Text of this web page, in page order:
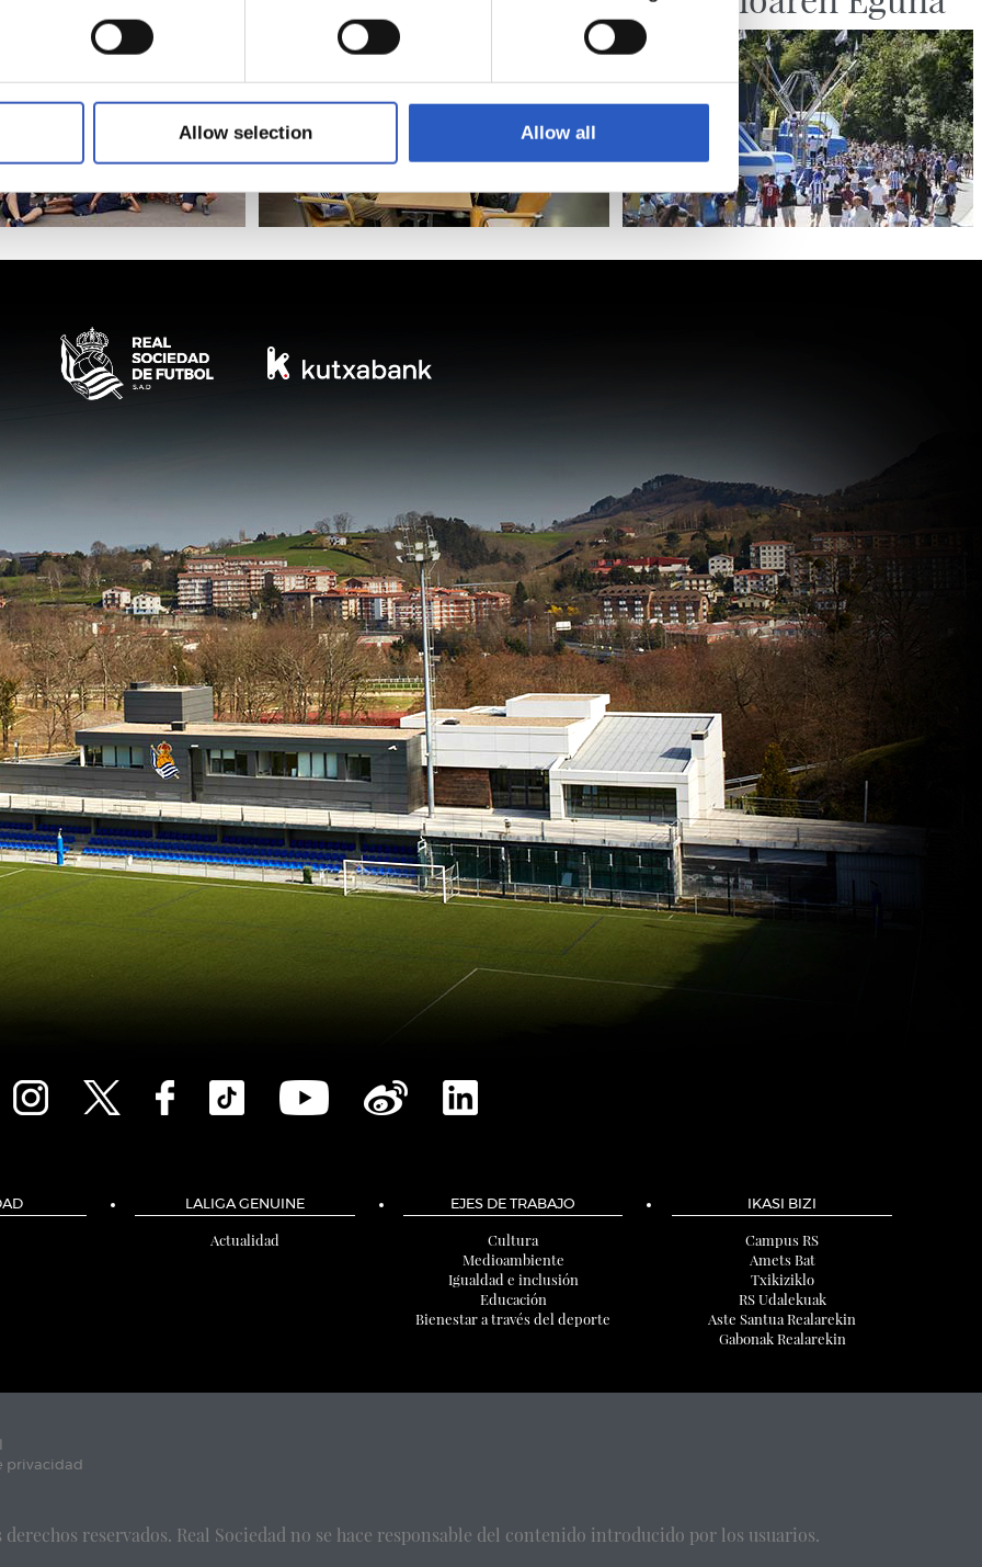
Allow selection Allow all
LALIGA GENUINE
Actualidad
EJES DE TRABAJO
Cultura
Medioambiente
Igualdad e inclusión
Educación
Bienestar a través del deporte
IKASI BIZI
Campus RS
Amets Bat
Txikiziklo
RS Udalekuak
Aste Santua Realarekin
Gabonak Realarekin
privacidad
derechos reservados. Real Sociedad no se hace responsable del contenido introducido por los usuarios.